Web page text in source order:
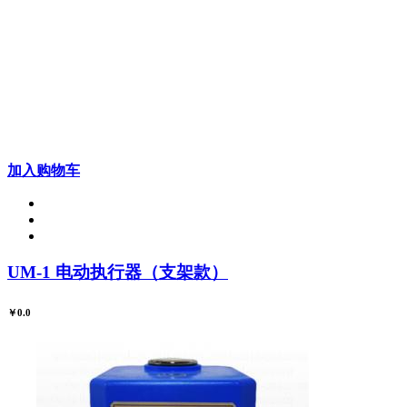
加入购物车
UM-1 电动执行器（支架款）
￥0.0